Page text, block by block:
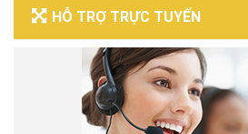
HỖ TRỢ TRỰC TUYẾN